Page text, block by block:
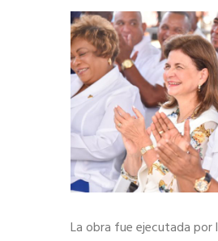
La obra fue ejecutada por